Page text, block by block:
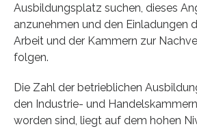
Ausbildungsplatz suchen, dieses
anzunehmen und den Einladungen
Arbeit und der Kammern zur
folgen.
Die Zahl der betrieblichen
den Industrie- und
worden sind, liegt auf dem hohen